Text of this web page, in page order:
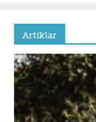
Artiklar